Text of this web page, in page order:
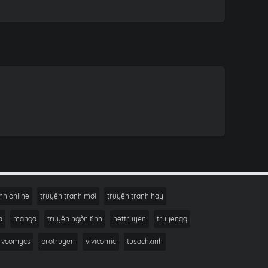
online truyện tranh mới truyện tranh hay
manga truyện ngôn tình nettruyen truyenqq
vcomycs protruyen vivicomic tusachxinh